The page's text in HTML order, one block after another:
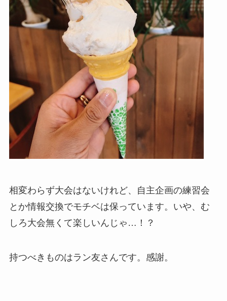
相変わらず大会はないけれど、自主企画の練習会
とか情報交換でモチベは保っています。いや、む
しろ大会無くて楽しいんじゃ…！？
持つべきものはラン友さんです。感謝。